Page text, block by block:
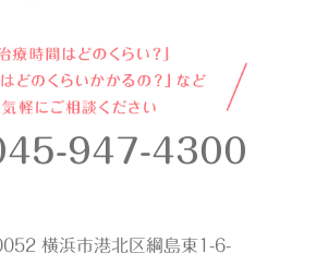
947-4300
横浜市港北区綱島東1-6-